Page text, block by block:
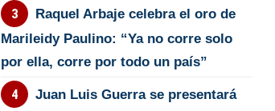
Raquel Arbaje celebra el oro de
Marileidy Paulino: “Ya no corre solo
por ella, corre por todo un país”
Juan Luis Guerra se presentará